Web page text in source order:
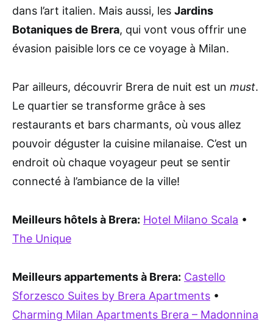
dans l’art italien. Mais aussi, les Jardins
Botaniques de Brera, qui vont vous offrir une
évasion paisible lors ce ce voyage à Milan.
Par ailleurs, découvrir Brera de nuit est un must.
Le quartier se transforme grâce à ses
restaurants et bars charmants, où vous allez
pouvoir déguster la cuisine milanaise. C’est un
endroit où chaque voyageur peut se sentir
connecté à l’ambiance de la ville!
Meilleurs hôtels à Brera: Hotel Milano Scala •
The Unique
Meilleurs appartements à Brera: Castello
Sforzesco Suites by Brera Apartments •
Charming Milan Apartments Brera – Madonnina